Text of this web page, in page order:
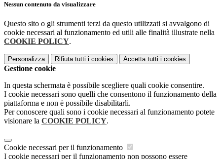
Nessun contenuto da visualizzare
Questo sito o gli strumenti terzi da questo utilizzati si avvalgono di
cookie necessari al funzionamento ed utili alle finalità illustrate nella
COOKIE POLICY.
Personalizza Rifiuta tutti i cookies Accetta tutti i cookies
Gestione cookie
In questa schermata è possibile scegliere quali cookie consentire.
I cookie necessari sono quelli che consentono il funzionamento della
piattaforma e non è possibile disabilitarli.
Per conoscere quali sono i cookie necessari al funzionamento potete
visionare la COOKIE POLICY.
Cookie necessari per il funzionamento
I cookie necessari per il funzionamento non possono essere